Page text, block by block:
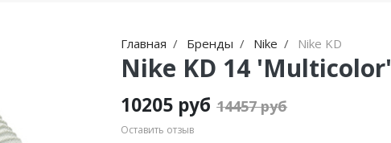
Главная Бренды Nike Nike KD
Nike KD 14 'Multicolor'
10205 руб 14457 руб
Оставить отзыв